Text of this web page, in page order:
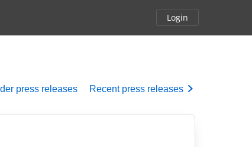
Login
press releases Recent press releases